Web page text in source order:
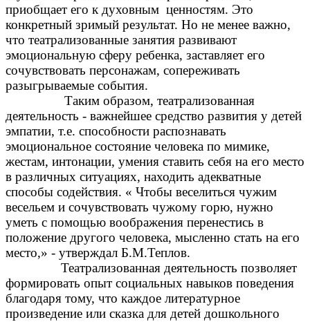
приобщает его к духовным ценностям. Это
конкретный зримый результат. Но не менее важно,
что театрализованные занятия развивают
эмоциональную сферу ребенка, заставляет его
сочувствовать персонажам, сопереживать
разыгрываемые события.
Таким образом, театрализованная
деятельность - важнейшее средство развития у детей
эмпатии, т.е. способности распознавать
эмоциональное состояние человека по мимике,
жестам, интонации, умения ставить себя на его место
в различных ситуациях, находить адекватные
способы содействия. « Чтобы веселиться чужим
весельем и сочувствовать чужому горю, нужно
уметь с помощью воображения перенестись в
положение другого человека, мысленно стать на его
место,» - утверждал Б.М.Теплов.
Театрализованная деятельность позволяет
формировать опыт социальных навыков поведения
благодаря тому, что каждое литературное
произведение или сказка для детей дошкольного